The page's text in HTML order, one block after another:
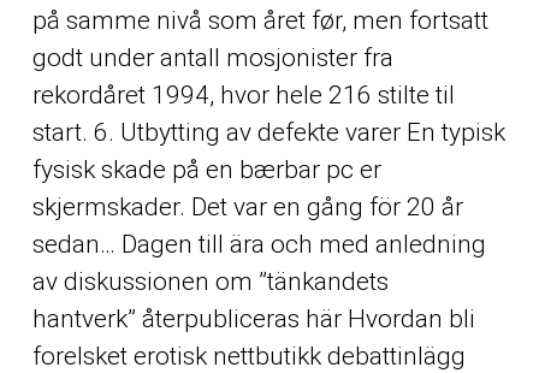
på samme nivå som året før, men fortsatt
godt under antall mosjonister fra
rekordåret 1994, hvor hele 216 stilte til
start. 6. Utbytting av defekte varer En typisk
fysisk skade på en bærbar pc er
skjermskader. Det var en gång för 20 år
sedan… Dagen till ära och med anledning
av diskussionen om ”tänkandets
hantverk” återpubliceras här Hvordan bli
forelsket erotisk nettbutikkdebattinlägg